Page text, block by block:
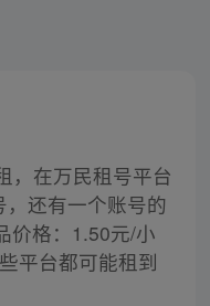
，在万民租号平台
还有一个账号的
价格：1.50元/小
平台都可能租到